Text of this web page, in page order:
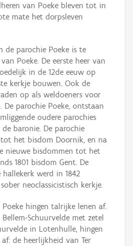
van Poeke bleven tot in
mate het dorpsleven
de parochie Poeke is te
Poeke. De eerste heer van
in de 12de eeuw op
kerkje bouwen. Ook de
op als weldoeners voor
De parochie Poeke, ontstaan
oudere parochies
baronie. De parochie
tot het bisdom Doornik, en na
nieuwe bisdommen tot het
1801 bisdom Gent. De
werd in 1842
neoclassicistisch kerkje.
hingen talrijke lenen af.
Schuurvelde met zetel
in Lotenhulle, hingen
de heerlijkheid van Ter